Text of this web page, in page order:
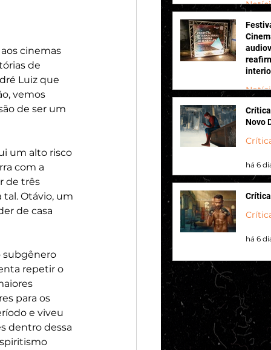
cinemas
de
Luiz que
vemos
de ser um
um alto risco
com a
de três
tal. Otávio, um
de casa
subgênero
repetir o
para os
e viveu
dentro dessa
há 3
há 4
Novo
há 6
há 6